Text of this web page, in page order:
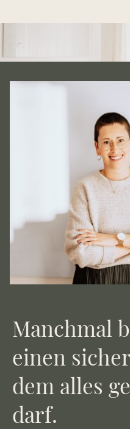
Manchmal
einen
dem alles
darf.